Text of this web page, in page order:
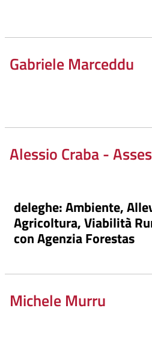
Gabriele Marceddu
Alessio Craba -
deleghe: Ambiente,
Agricoltura, Viabilità
con Agenzia Forestas
Michele Murru